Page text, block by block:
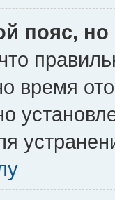
пояс,
время